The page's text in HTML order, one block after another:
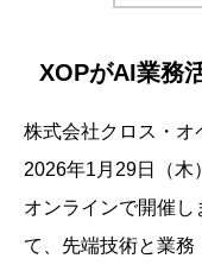
XOPがAI業務
株式会社クロス・オ
2026年1月29日（木
オンラインで開催
て、先端技術と業務